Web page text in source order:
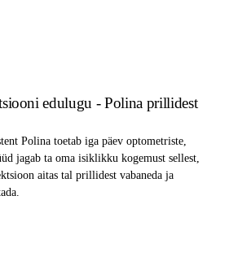
edulugu - Polina prillidest
Polina toetab iga päev optometriste,
jagab ta oma isiklikku kogemust sellest,
aitas tal prillidest vabaneda ja